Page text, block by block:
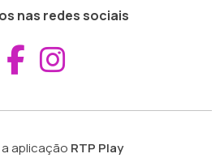
nas redes sociais
Aceder ao
aplicação RTP Play